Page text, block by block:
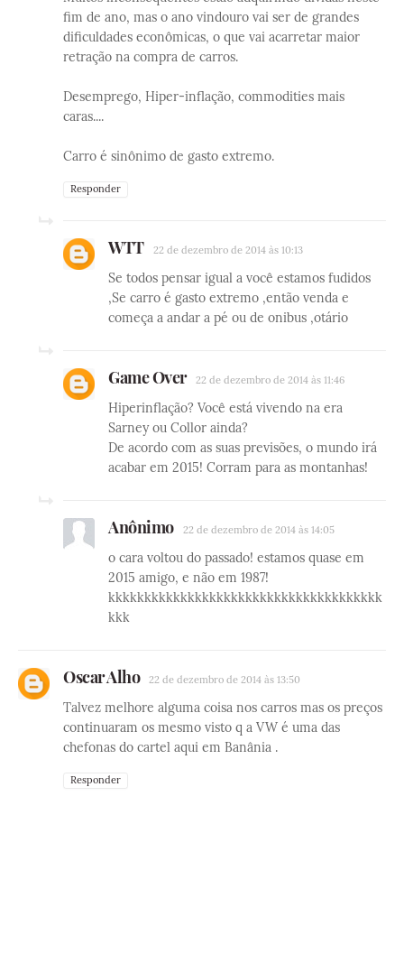
fim de ano, mas o ano vindouro vai ser de grandes
dificuldades econômicas, o que vai acarretar maior
retração na compra de carros.
Desemprego, Hiper-inflação, commodities mais
caras....
Carro é sinônimo de gasto extremo.
Responder
WTT 22 de dezembro de 2014 às 10:13
Se todos pensar igual a você estamos fudidos
,Se carro é gasto extremo ,então venda e
começa a andar a pé ou de onibus ,otário
Game Over 22 de dezembro de 2014 às 11:46
Hiperinflação? Você está vivendo na era
Sarney ou Collor ainda?
De acordo com as suas previsões, o mundo irá
acabar em 2015! Corram para as montanhas!
Anônimo 22 de dezembro de 2014 às 14:05
o cara voltou do passado! estamos quase em
2015 amigo, e não em 1987!
kkkkkkkkkkkkkkkkkkkkkkkkkkkkkkkkkkkkkk
kkk
Oscar Alho 22 de dezembro de 2014 às 13:50
Talvez melhore alguma coisa nos carros mas os preços
continuaram os mesmo visto q a VW é uma das
chefonas do cartel aqui em Banânia .
Responder